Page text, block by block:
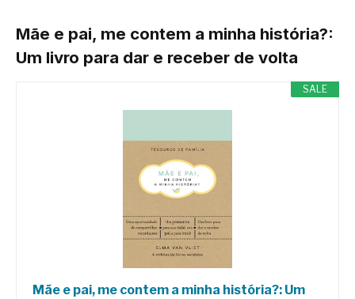
Mãe e pai, me contem a minha história?:
Um livro para dar e receber de volta
SALE
Mãe e pai, me contem a minha história?: Um